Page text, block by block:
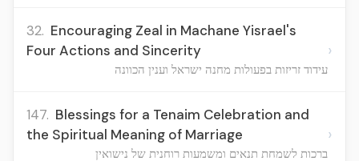
32. Encouraging Zeal in Machane Yisrael's
Four Actions and Sincerity
עידוד זריזות בפעולות מחנה ישראל וענין הכוונה
›
147. Blessings for a Tenaim Celebration and
the Spiritual Meaning of Marriage
ברכות לשמחת תנאים ומשמעות רוחנית של נישואין
›